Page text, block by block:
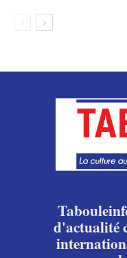
d'actualité